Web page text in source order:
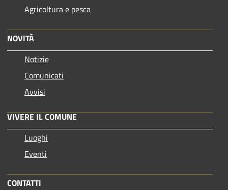
Agricoltura e pesca
NOVITÀ
Notizie
Comunicati
Avvisi
VIVERE IL COMUNE
Luoghi
Eventi
CONTATTI